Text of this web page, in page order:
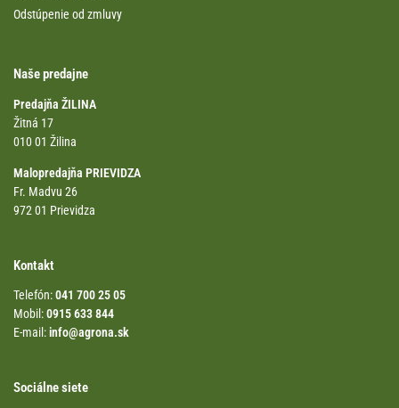
Odstúpenie od zmluvy
Naše predajne
Predajňa ŽILINA
Žitná 17
010 01 Žilina
Malopredajňa PRIEVIDZA
Fr. Madvu 26
972 01 Prievidza
Kontakt
Telefón:041 700 25 05
Mobil:0915 633 844
E-mail:info@agrona.sk
Sociálne siete